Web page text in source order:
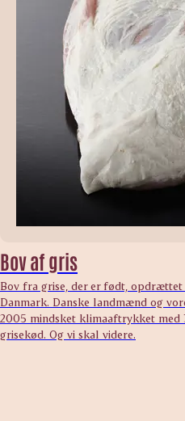
Bov af gris
Bov fra grise, der er født, opdrættet
Danmark. Danske landmænd og
2005 mindsket klimaaftrykket med
grisekød. Og vi skal videre.